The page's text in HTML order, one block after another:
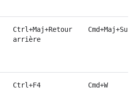
Ctrl+Maj+Retour
arrière
Ctrl+F4 Cmd+W